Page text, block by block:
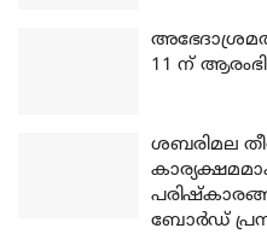
11 ന്
ശബരിമല
ബോര്‍ഡ്